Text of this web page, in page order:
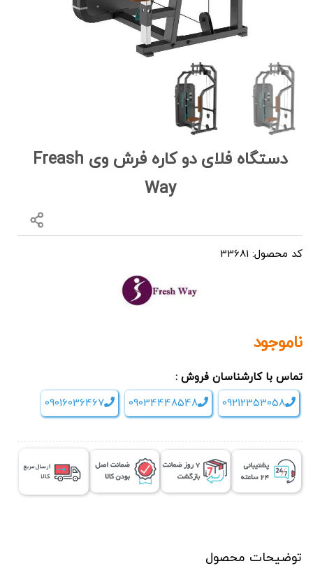
دستگاه فلای دو کاره فرش وی Freash
Way
کد محصول: 33681
ناموجود
تماس با کارشناسان فروش :
09212353058
09034448548
09016036467
توضیحات محصول